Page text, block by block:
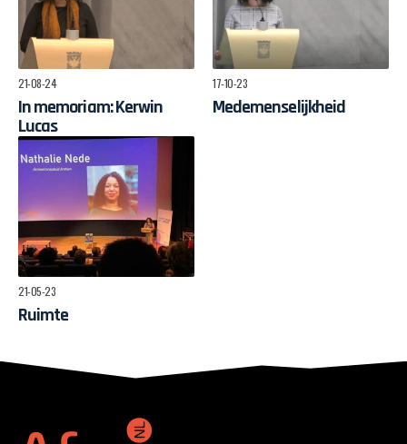
21-08-24
In memoriam: Kerwin
Lucas
17-10-23
Medemenselijkheid
21-05-23
Ruimte